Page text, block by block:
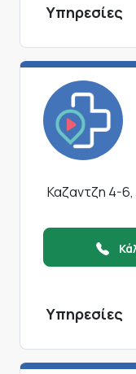
Υπηρεσίες
Καζαντζη 4-6,
Υπηρεσίες